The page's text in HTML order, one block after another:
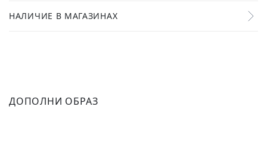
НАЛИЧИЕ В МАГАЗИНАХ
ДОПОЛНИ ОБРАЗ